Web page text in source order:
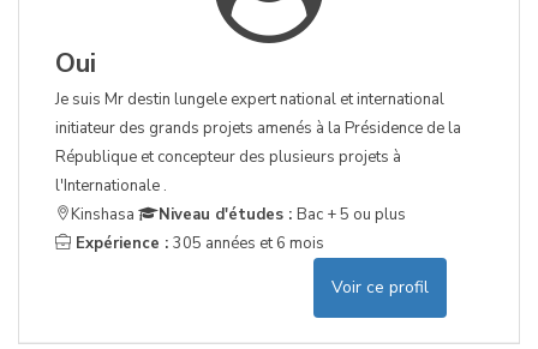
Oui
Je suis Mr destin lungele expert national et international
initiateur des grands projets amenés à la Présidence de la
République et concepteur des plusieurs projets à
l'Internationale .
Kinshasa
Niveau d'études : Bac + 5 ou plus
Expérience : 305 années et 6 mois
Voir ce profil